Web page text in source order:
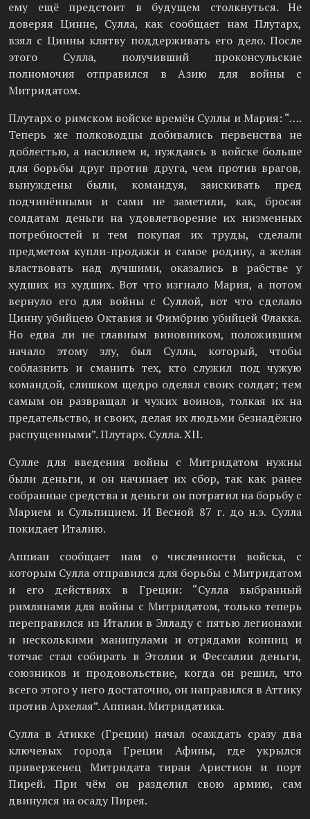
ему ещё предстоит в будущем столкнуться. Не
доверяя Цинне, Сулла, как сообщает нам Плутарх,
взял с Цинны клятву поддерживать его дело. После
этого Сулла, получивший проконсульские
полномочия отправился в Азию для войны с
Митридатом.
Плутарх о римском войске времён Суллы и Мария: “….
Теперь же полководцы добивались первенства не
доблестью, а насилием и, нуждаясь в войске больше
для борьбы друг против друга, чем против врагов,
вынуждены были, командуя, заискивать пред
подчинёнными и сами не заметили, как, бросая
солдатам деньги на удовлетворение их низменных
потребностей и тем покупая их труды, сделали
предметом купли-продажи и самое родину, а желая
властвовать над лучшими, оказались в рабстве у
худших из худших. Вот что изгнало Мария, а потом
вернуло его для войны с Суллой, вот что сделало
Цинну убийцею Октавия и Фимбрию убийцей Флакка.
Но едва ли не главным виновником, положившим
начало этому злу, был Сулла, который, чтобы
соблазнить и сманить тех, кто служил под чужую
командой, слишком щедро оделял своих солдат; тем
самым он развращал и чужих воинов, толкая их на
предательство, и своих, делая их людьми безнадёжно
распущенными”. Плутарх. Сулла. XII.
Сулле для введения войны с Митридатом нужны
были деньги, и он начинает их сбор, так как ранее
собранные средства и деньги он потратил на борьбу с
Марием и Сульпицием. И Весной 87 г. до н.э. Сулла
покидает Италию.
Аппиан сообщает нам о численности войска, с
которым Сулла отправился для борьбы с Митридатом
и его действиях в Греции: “Сулла выбранный
римлянами для войны с Митридатом, только теперь
переправился из Италии в Элладу с пятью легионами
и несколькими манипулами и отрядами конниц и
тотчас стал собирать в Этолии и Фессалии деньги,
союзников и продовольствие, когда он решил, что
всего этого у него достаточно, он направился в Аттику
против Архелая”. Аппиан. Митридатика.
Сулла в Атикке (Греции) начал осаждать сразу два
ключевых города Греции Афины, где укрылся
приверженец Митридата тиран Аристион и порт
Пирей. При чём он разделил свою армию, сам
двинулся на осаду Пирея.